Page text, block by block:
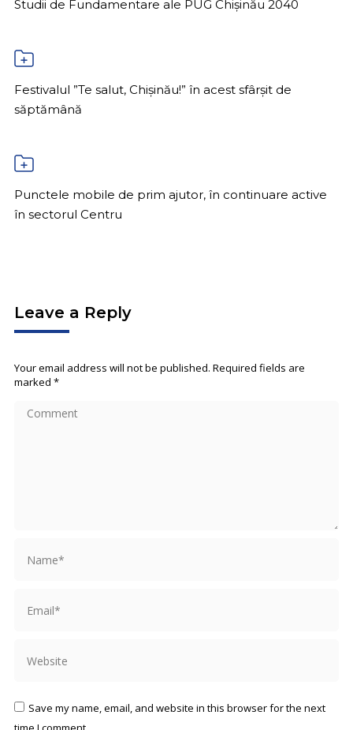
Studii de Fundamentare ale PUG Chișinău 2040
Festivalul ”Te salut, Chișinău!” în acest sfârșit de
săptămână
Punctele mobile de prim ajutor, în continuare active
în sectorul Centru
Leave a Reply
Your email address will not be published. Required fields are
marked *
Comment
Save my name, email, and website in this browser for the next